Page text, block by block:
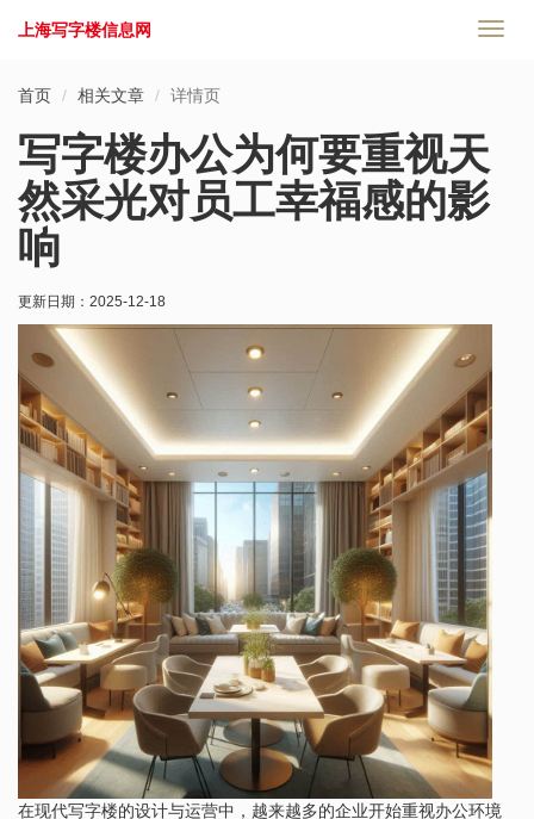
切
上海写字楼信息网
首页 相关文章 详情页
写字楼办公为何要重视天
然采光对员工幸福感的影
响
更新日期： 2025-12-18
在现代写字楼的设计与运营中，越来越多的企业开始重视办公环境